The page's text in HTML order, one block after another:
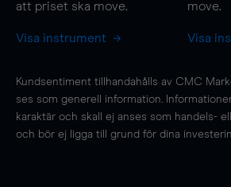
att priset ska move.
Visa instrument
move.
Visa
Kundsentiment tillhandahålls av CMC
ses som generell information.
karaktär och skall ej anses som handels-
och bör ej ligga till grund för dina